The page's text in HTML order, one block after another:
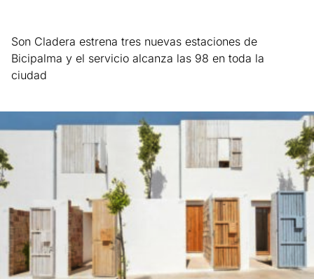
Son Cladera estrena tres nuevas estaciones de
Bicipalma y el servicio alcanza las 98 en toda la
ciudad